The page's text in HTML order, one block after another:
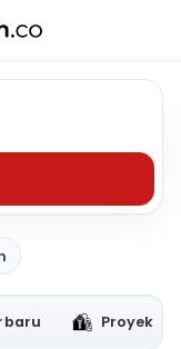
Proyek